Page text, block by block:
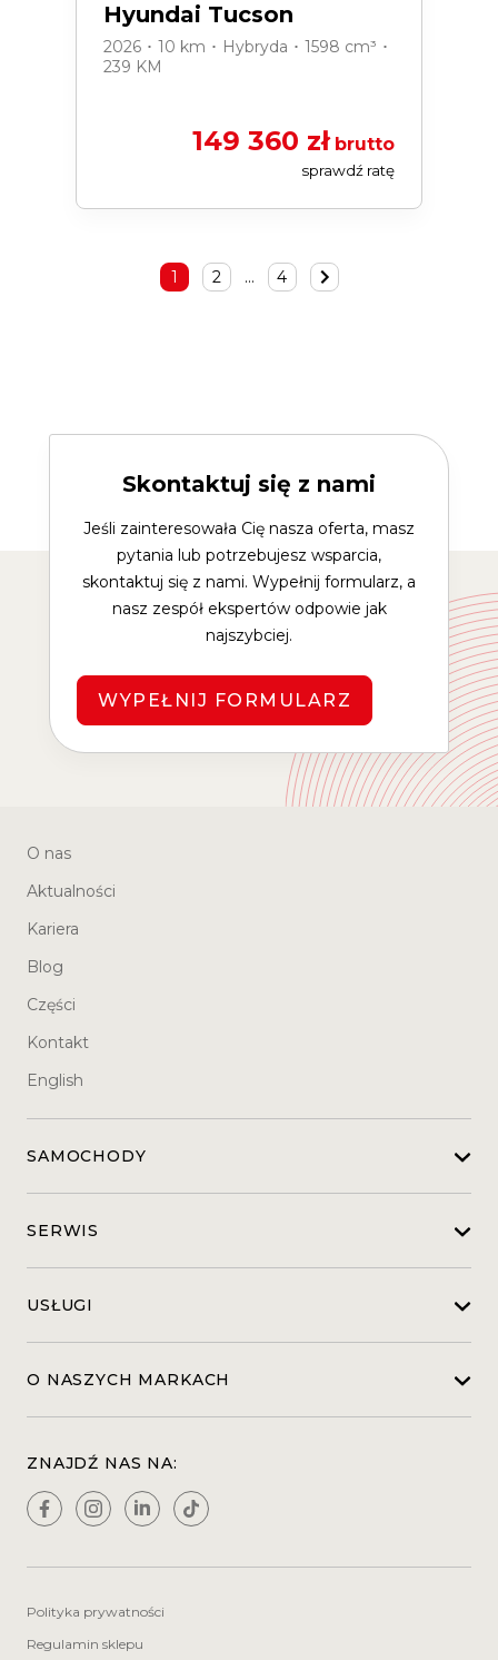
Hyundai Tucson
2026 ･ 10 km ･ Hybryda ･ 1598 cm³ ･
239 KM
149 360 złbrutto
sprawdź ratę
1 2 … 4
Skontaktuj się z nami
Jeśli zainteresowała Cię nasza oferta, masz
pytania lub potrzebujesz wsparcia,
skontaktuj się z nami. Wypełnij formularz, a
nasz zespół ekspertów odpowie jak
najszybciej.
WYPEŁNIJ FORMULARZ
O nas
Aktualności
Kariera
Blog
Części
Kontakt
English
ZNAJDŹ NAS NA:
SAMOCHODY
SERWIS
USŁUGI
O NASZYCH MARKACH
Polityka prywatności
Regulamin sklepu